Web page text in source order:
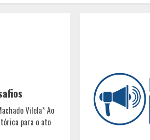
Vilela* Ao
para o ato
4